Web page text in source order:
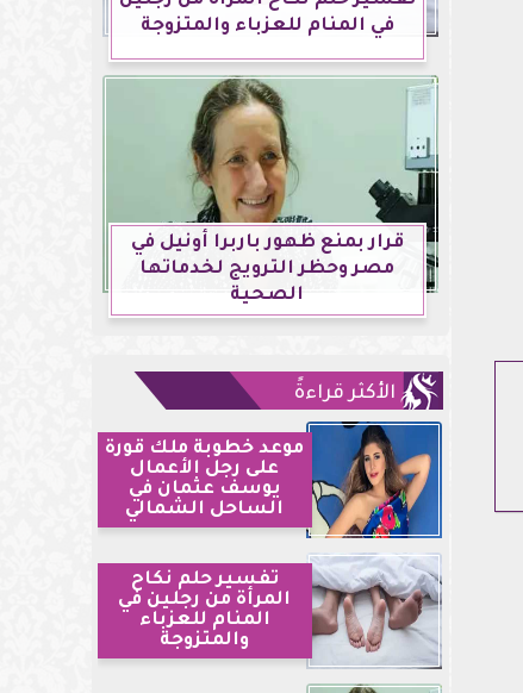
في المنام للعزباء والمتزوجة
قرار بمنع ظهور باربرا أونيل في
مصر وحظر الترويج لخدماتها
الصحية
الأكثر قراءةً
موعد خطوبة ملك قورة
على رجل الأعمال
يوسف عثمان في
الساحل الشمالي
تفسير حلم نكاح
المرأة من رجلين في
المنام للعزباء
والمتزوجة